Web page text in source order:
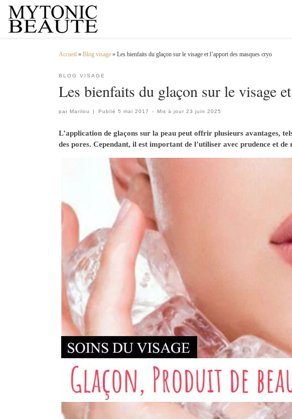
Passer au contenu
Accueil » Blog visage » Les bienfaits du glaçon sur le visage et l’apport des masques cryo
BLOG VISAGE
Les bienfaits du glaçon sur le visage
par Marilou | Publié 5 mai 2017 - Mis à jour23 juin 2025
L’application de glaçons sur la peau peut offrir plusieurs avantages,
des pores. Cependant, il est important de l’utiliser avec prudence et